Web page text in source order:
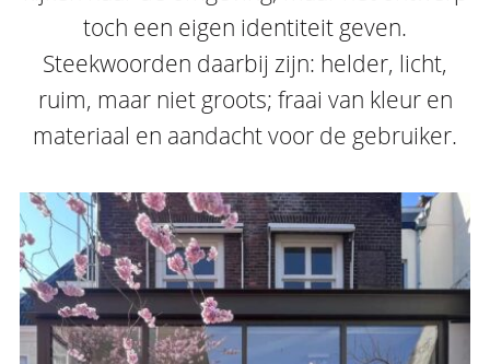
toch een eigen identiteit geven.
Steekwoorden daarbij zijn: helder, licht,
ruim, maar niet groots; fraai van kleur en
materiaal en aandacht voor de gebruiker.